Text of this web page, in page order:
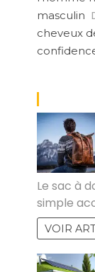
masculin
cheveux
Le sac à
simple
VOIR